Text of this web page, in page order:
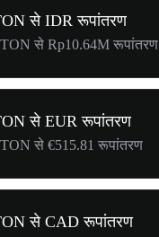
से IDR रूपांतरण
से Rp10.64M रूपांतरण
से EUR रूपांतरण
से €515.81 रूपांतरण
से CAD रूपांतरण